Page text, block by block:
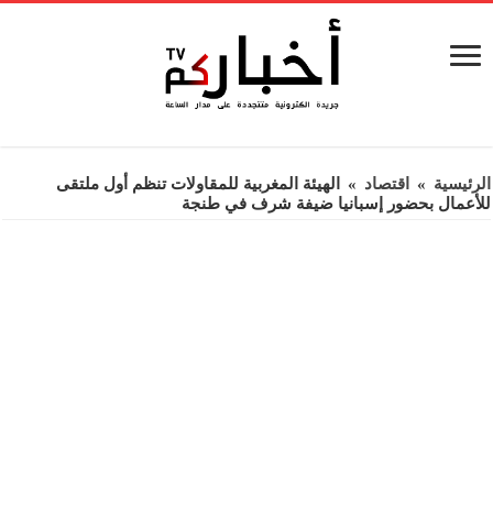
الرئيسية » اقتصاد »
الهيئة المغربية للمقاولات تنظم أول ملتقى
للأعمال بحضور إسبانيا ضيفة شرف في طنجة